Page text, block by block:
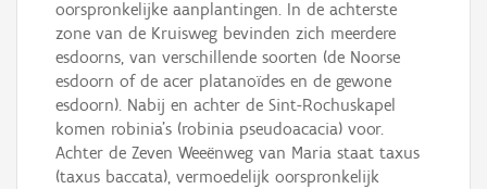
oorspronkelijke aanplantingen. In de achterste
zone van de Kruisweg bevinden zich meerdere
esdoorns, van verschillende soorten (de Noorse
esdoorn of de acer platanoïdes en de gewone
esdoorn). Nabij en achter de Sint-Rochuskapel
komen robinia’s (robinia pseudoacacia) voor.
Achter de Zeven Weeënweg van Maria staat taxus
(taxus baccata), vermoedelijk oorspronkelijk